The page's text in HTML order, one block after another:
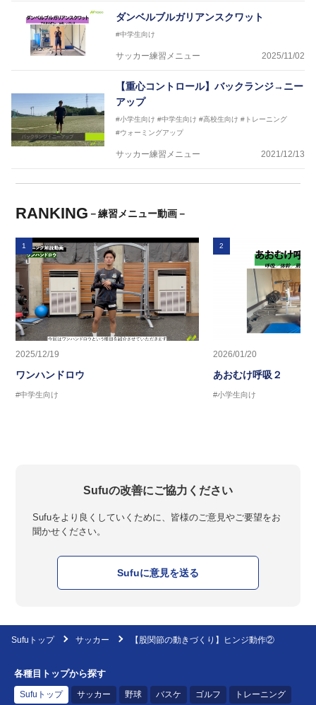
ダンベルブルガリアンスクワット
#中学生向け
サッカー練習メニュー 2025/11/02
【重心コントロール】バックランジ→ニー
アップ
#小学生向け #中学生向け #高校生向け #トレーニング
#ウォーミングアップ
サッカー練習メニュー 2021/12/13
RANKING －練習メニュー動画－
1
2025/12/19
ワンハンドロウ
#中学生向け
2
2026/01/20
あおむけ呼吸２
#小学生向け
Sufuの改善にご協力ください
Sufuをより良くしていくために、皆様のご意見やご要望をお
聞かせください。
Sufuに意見を送る
Sufuトップ サッカー 【股関節の動きづくり】ヒンジ動作②
各種目トップから探す
Sufuトップ サッカー 野球 バスケ ゴルフ トレーニング